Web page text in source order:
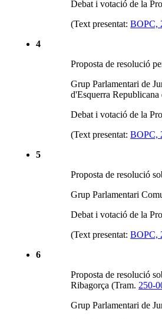
Debat i votació de la
(Text presentat:BOPC,
4
Proposta de resolució
Grup Parlamentari de
d'Esquerra Republicana
Debat i votació de la
(Text presentat:BOPC,
5
Proposta de resolució
Grup Parlamentari
Debat i votació de la
(Text presentat:BOPC,
6
Proposta de resolució
Ribagorça (Tram. 250-
Grup Parlamentari de